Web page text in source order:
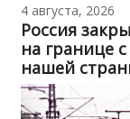
4 августа, 2026
Россия
на границе
нашей